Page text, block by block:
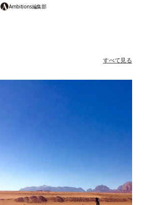
「沈黙と炎上リスク」をAIで防ぐ。